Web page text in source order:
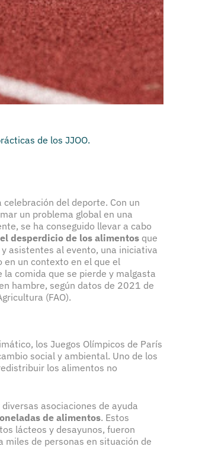
de los JJOO.
del deporte. Con un
un problema global en una
se ha conseguido llevar a cabo
desperdicio de los alimentos que
asistentes al evento, una iniciativa
en un contexto en el que el
comida que se pierde y malgasta
hambre, según datos de 2021 de
(FAO).
los Juegos Olímpicos de París
social y ambiental. Uno de los
los alimentos no
asociaciones de ayuda
de alimentos. Estos
lácteos y desayunos, fueron
miles de personas en situación de